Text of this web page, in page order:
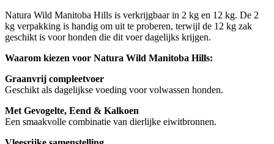
Natura Wild Manitoba Hills is verkrijgbaar in 2 kg en 12 kg. De 2
kg verpakking is handig om uit te proberen, terwijl de 12 kg zak
geschikt is voor honden die dit voer dagelijks krijgen.
Waarom kiezen voor Natura Wild Manitoba Hills:
Graanvrij compleetvoer
Geschikt als dagelijkse voeding voor volwassen honden.
Met Gevogelte, Eend & Kalkoen
Een smaakvolle combinatie van dierlijke eiwitbronnen.